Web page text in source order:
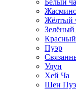
Белый
Жёлтый
Зелёный
Пуэр
Улун
Хей Ча
Шен